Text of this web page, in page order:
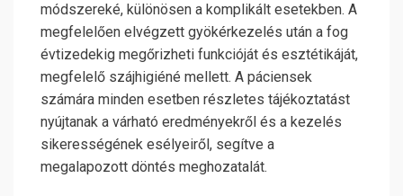
módszereké, különösen a komplikált esetekben. A
megfelelően elvégzett gyökérkezelés után a fog
évtizedekig megőrizheti funkcióját és esztétikáját,
megfelelő szájhigiéné mellett. A páciensek
számára minden esetben részletes tájékoztatást
nyújtanak a várható eredményekről és a kezelés
sikerességének esélyeiről, segítve a
megalapozott döntés meghozatalát.